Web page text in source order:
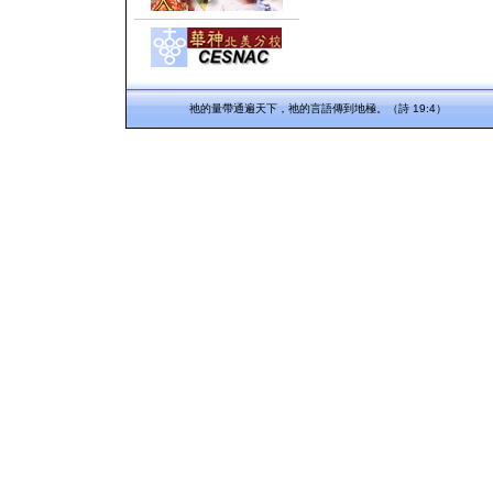
祂的量帶通遍天下，祂的言語傳到地極。（詩 19:4）